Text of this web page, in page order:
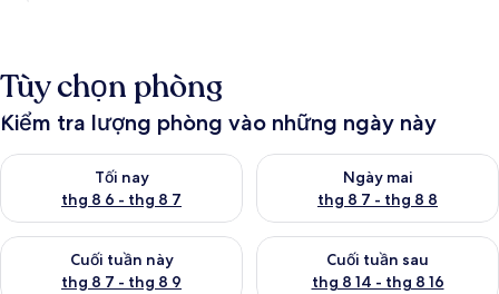
Tùy chọn phòng
Kiểm tra lượng phòng vào những ngày này
Tối nay
thg 8 6 - thg 8 7
Kiểm tra lượng phòng tối nay từ thg 8 6 - thg 8 7
Ngày mai
thg 8 7 - thg 8 8
Kiểm tra lượng phòng ngày
Cuối tuần này
thg 8 7 - thg 8 9
Kiểm tra lượng phòng cuối tuần này từ thg 8 7 - thg 8 9
Cuối tuần sau
thg 8 14 - thg 8 16
Kiểm tra lượng phòng cuối